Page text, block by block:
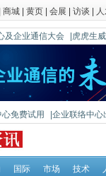
商城 黄页 会展 访谈
及企业通信大会 |虎虎生
免费试用 |企业联络中
网关DAG1000-4S
国际 市场 技术